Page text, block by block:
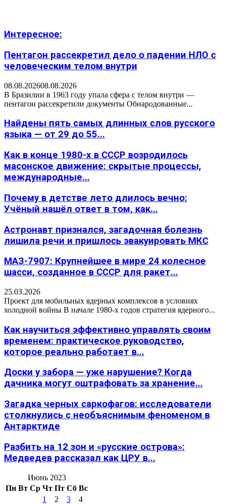
Интересное:
Пентагон рассекретил дело о падении НЛО с
человеческим телом внутри
08.08.202608.08.2026
В Бразилии в 1963 году упала сфера с телом внутри —
пентагон рассекретили документы Обнародованные...
Найдены пять самых длинных слов русского
языка — от 29 до 55...
Как в конце 1980-х в СССР возродилось
масонское движение: скрытые процессы,
международные...
Почему в детстве лето длилось вечно:
Учёный нашёл ответ в том, как...
Астронавт признался, загадочная болезнь
лишила речи и пришлось эвакуировать МКС
МАЗ-7907: Крупнейшее в мире 24 колесное
шасси, созданное в СССР для ракет...
25.03.2026
Проект для мобильных ядерных комплексов в условиях
холодной войны В начале 1980-х годов стратегия ядерного...
Как научиться эффективно управлять своим
временем: практическое руководство,
которое реально работает в...
Доски у забора — уже нарушение? Когда
дачника могут оштрафовать за хранение...
Загадка черных саркофагов: исследователи
столкнулись с необъяснимым феноменом в
Антарктиде
Разбить на 12 зон и «русские острова»:
Медведев рассказал как ЦРУ в...
Июнь 2023
Пн Вт Ср Чт Пт Сб Вс
1
2 3
4